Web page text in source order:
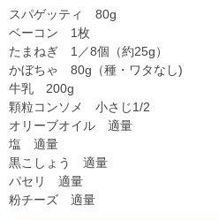
スパゲッティ 80g
ベーコン 1枚
たまねぎ 1／8個（約25g）
かぼちゃ 80g（種・ワタなし)
牛乳 200g
顆粒コンソメ 小さじ1/2
オリーブオイル 適量
塩 適量
黒こしょう 適量
パセリ 適量
粉チーズ 適量